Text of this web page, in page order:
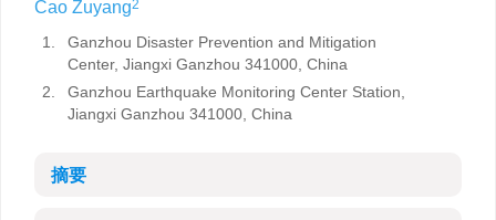
Cao Zuyang2
1.
Ganzhou Disaster Prevention and Mitigation
Center, Jiangxi Ganzhou 341000, China
2.
Ganzhou Earthquake Monitoring Center Station,
Jiangxi Ganzhou 341000, China
摘要